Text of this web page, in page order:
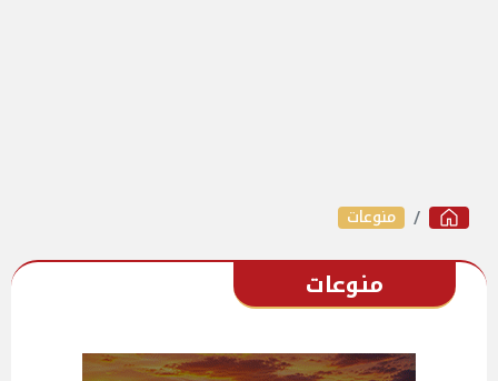
منوعات
منوعات